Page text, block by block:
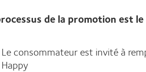
de la promotion est
Le consommateur est invité à
Happy